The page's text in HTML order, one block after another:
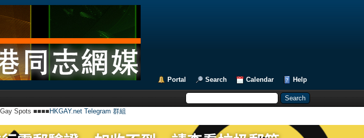
Portal Search Calendar Help
Spots ■■■■ HKGAY.net Telegram 群組